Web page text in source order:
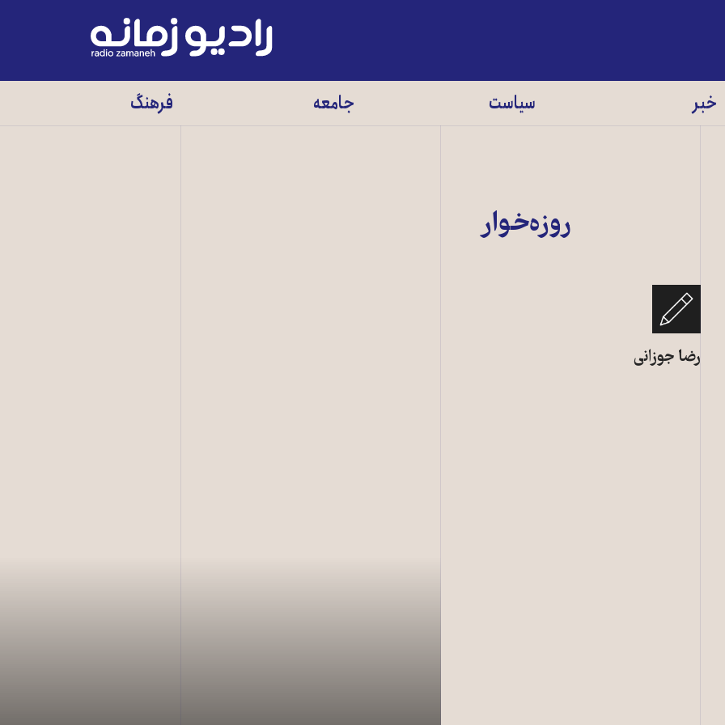
رادیو
زمانه
خبر سیاست جامعه فرهنگ
روزه‌خوار
رضا جوزانی